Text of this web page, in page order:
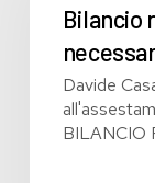
svoltaBilancio
Davide
BILANCIO